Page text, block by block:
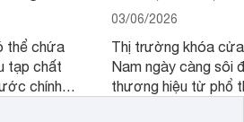
thể chứa
tạp chất
chính
03/06/2026
Thị trường khóa
Nam ngày càng sôi
thương hiệu từ phổ